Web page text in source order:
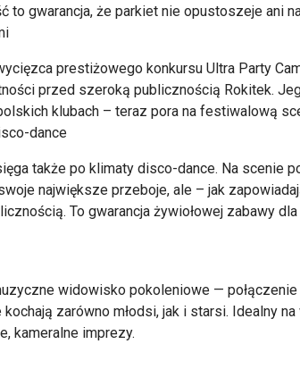
to gwarancja, że parkiet nie opustoszeje ani
prestiżowego konkursu Ultra Party
przed szeroką publicznością Rokitek.
klubach – teraz pora na festiwalową
dance
także po klimaty disco-dance. Na scenie
największe przeboje, ale – jak
To gwarancja żywiołowej zabawy
widowisko pokoleniowe —
zarówno młodsi, jak i starsi. Idealny
kameralne imprezy.